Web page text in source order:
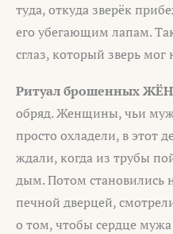
туда, откуда зверёк
его убегающим лапам.
сглаз, который зверь мог
Ритуал брошенных
обряд. Женщины, чьи
просто охладели, в этот
ждали, когда из трубы
дым. Потом становились
печной дверцей,
о том, чтобы сердце мужа